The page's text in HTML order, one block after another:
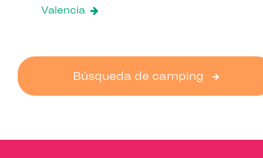
Valencia
Búsqueda de camping